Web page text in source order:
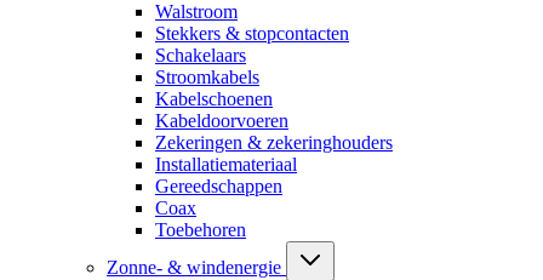
Walstroom
Stekkers & stopcontacten
Schakelaars
Stroomkabels
Kabelschoenen
Kabeldoorvoeren
Zekeringen & zekeringhouders
Installatiemateriaal
Gereedschappen
Coax
Toebehoren
Zonne- & windenergie